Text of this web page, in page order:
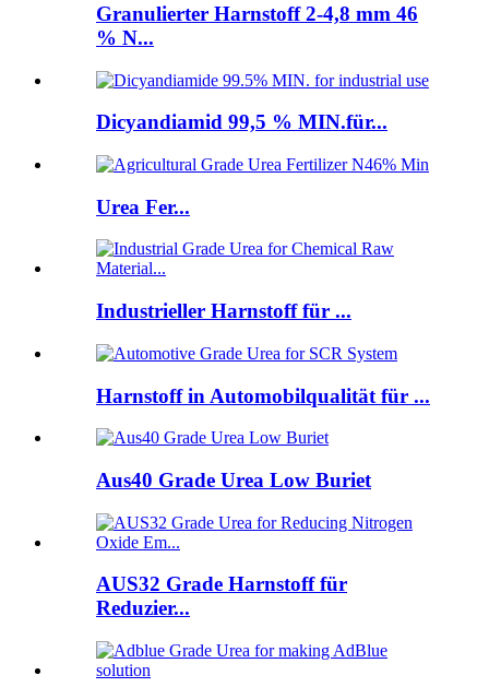
Granulierter Harnstoff 2-4,8 mm 46
% N...
Dicyandiamid 99,5 % MIN.für...
Urea Fer...
Industrieller Harnstoff für ...
Harnstoff in Automobilqualität für ...
Aus40 Grade Urea Low Buriet
AUS32 Grade Harnstoff für
Reduzier...